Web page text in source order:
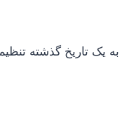
یک تاریخ گذشته